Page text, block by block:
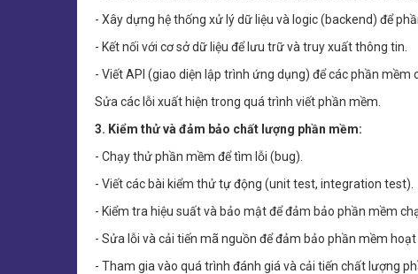
- Xây dựng hệ thống xử lý dữ liệu và logic (backend) để
- Kết nối với cơ sở dữ liệu để lưu trữ và truy xuất thông tin.
- Viết API (giao diện lập trình ứng dụng) để các phần mềm
Sửa các lỗi xuất hiện trong quá trình viết phần mềm.
3. Kiểm thử và đảm bảo chất lượng phần mềm:
- Chạy thử phần mềm để tìm lỗi (bug).
- Viết các bài kiểm thử tự động (unit test, integration test).
- Kiểm tra hiệu suất và bảo mật để đảm bảo phần mềm
- Sửa lỗi và cải tiến mã nguồn để đảm bảo phần mềm hoạt
- Tham gia vào quá trình đánh giá và cải tiến chất lượng